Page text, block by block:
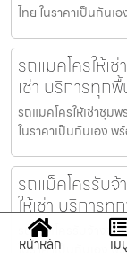
ไทย ในราคาเป็นกัน
รถแมคโครให้เ
เช่า บริการทุก
รถแมคโครให้เช่าชุม
ในราคาเป็นกันเอง
รถแม็คโครรับจ้
ให้เช่า บริการ
รถแม็คโครรับจ้างช
หน้าหลัก เม